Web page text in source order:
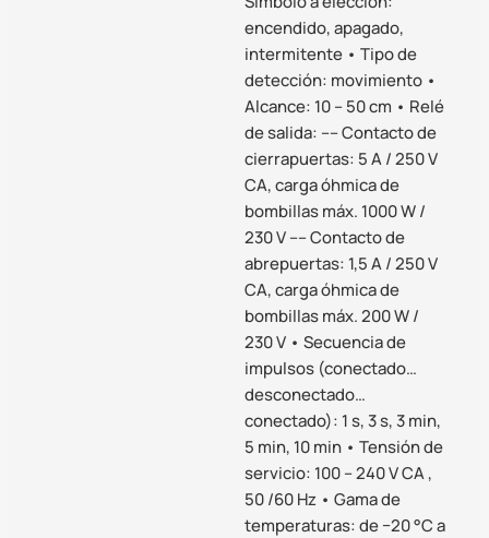
encendido, apagado,
intermitente • Tipo de
detección: movimiento •
Alcance: 10 – 50 cm • Relé
de salida: –– Contacto de
cierrapuertas: 5 A / 250 V
CA, carga óhmica de
bombillas máx. 1000 W /
230 V –– Contacto de
abrepuertas: 1,5 A / 250 V
CA, carga óhmica de
bombillas máx. 200 W /
230 V • Secuencia de
impulsos (conectado…
desconectado…
conectado): 1 s, 3 s, 3 min,
5 min, 10 min • Tensión de
servicio: 100 – 240 V CA ,
50 /60 Hz • Gama de
temperaturas: de −20 °C a